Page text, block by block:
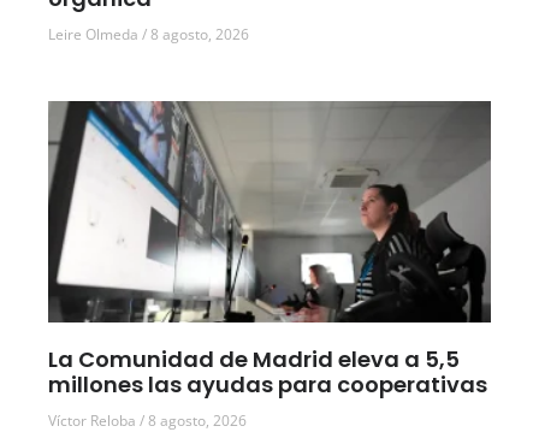
Leire Olmeda 8 agosto, 2026
La Comunidad de Madrid eleva a 5,5
millones las ayudas para cooperativas
Víctor Reloba 8 agosto, 2026